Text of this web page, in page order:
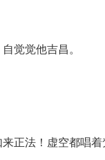
觉觉他吉昌。
正法！虚空都唱着